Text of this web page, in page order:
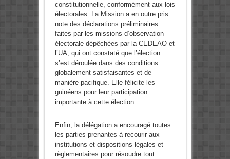
constitutionnelle, conformément aux lois
électorales. La Mission a en outre pris
note des déclarations préliminaires
faites par les missions d’observation
électorale dépêchées par la CEDEAO et
l’UA, qui ont constaté que l’élection
s’est déroulée dans des conditions
globalement satisfaisantes et de
manière pacifique. Elle félicite les
guinéens pour leur participation
importante à cette élection.
Enfin, la délégation a encouragé toutes
les parties prenantes à recourir aux
institutions et dispositions légales et
règlementaires pour résoudre tout